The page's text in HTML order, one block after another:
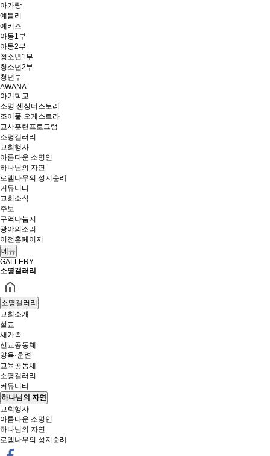
아가랑
예블리
예키즈
아동1부
아동2부
청소년1부
청소년2부
청년부
AWANA
아기학교
소명 센싱더스토리
조이풀 오케스트라
교사훈련프로그램
소명갤러리
교회행사
아름다운 소명인
하나님의 자연
로뎀나무의 성지순례
커뮤니티
교회소식
주보
구역나눔지
광야의소리
이전홈페이지
메뉴
GALLERY
소명갤러리
소명갤러리
교회소개
설교
새가족
선교공동체
양육·훈련
교육공동체
소명갤러리
커뮤니티
하나님의 자연
교회행사
아름다운 소명인
하나님의 자연
로뎀나무의 성지순례